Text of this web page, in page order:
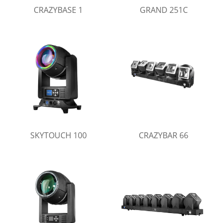
CRAZYBASE 1 GRAND 251C
SKYTOUCH 100 CRAZYBAR 66